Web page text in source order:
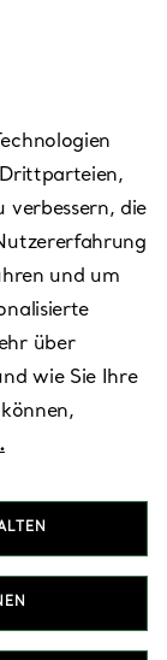
Drittparteien,
verbessern, die
und um
über
wie Sie Ihre